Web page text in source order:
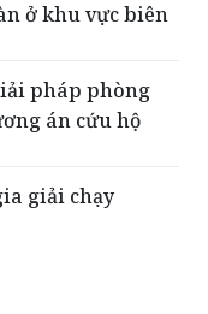
ở khu vực biên
pháp phòng
án cứu hộ
giải chạy